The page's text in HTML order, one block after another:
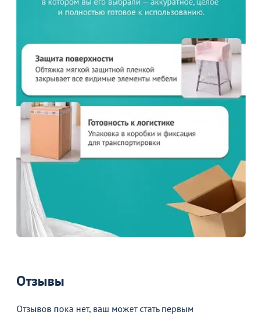
Отзывы
Отзывов пока нет, ваш может стать первым